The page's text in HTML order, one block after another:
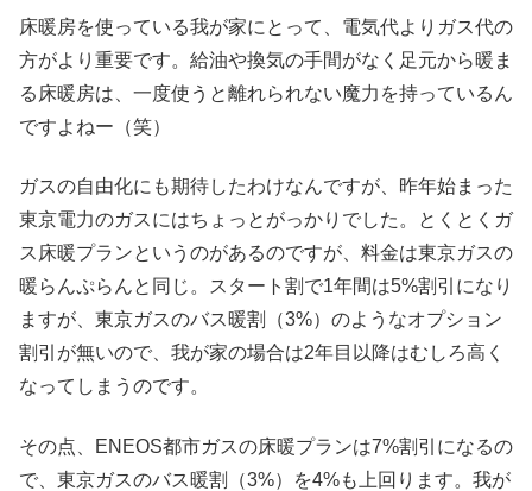
床暖房を使っている我が家にとって、電気代よりガス代の
方がより重要です。給油や換気の手間がなく足元から暖ま
る床暖房は、一度使うと離れられない魔力を持っているん
ですよねー（笑）
ガスの自由化にも期待したわけなんですが、昨年始まった
東京電力のガスにはちょっとがっかりでした。とくとくガ
ス床暖プランというのがあるのですが、料金は東京ガスの
暖らんぷらんと同じ。スタート割で1年間は5%割引になり
ますが、東京ガスのバス暖割（3%）のようなオプション
割引が無いので、我が家の場合は2年目以降はむしろ高く
なってしまうのです。
その点、ENEOS都市ガスの床暖プランは7%割引になるの
で、東京ガスのバス暖割（3%）を4%も上回ります。我が